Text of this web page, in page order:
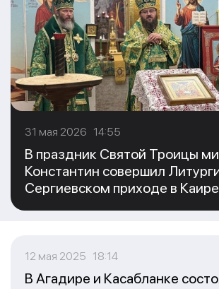
31 мая 2026 14:55
В праздник Святой Троицы
Константин совершил
Сергиевском приходе в Каире
12 мая 2025 18:14
В Агадире и Касабланке